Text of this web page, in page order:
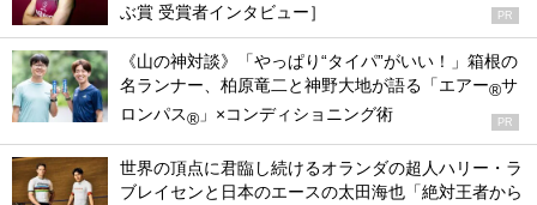
ぶ賞 受賞者インタビュー］
PR
《山の神対談》「やっぱり“タイパ”がいい！」箱根の
名ランナー、柏原竜二と神野大地が語る「エアー®サ
ロンパス® 」×コンディショニング術 PR
世界の頂点に君臨し続けるオランダの超人ハリー・ラ
ブレイセンと日本のエースの太田海也「絶対王者から